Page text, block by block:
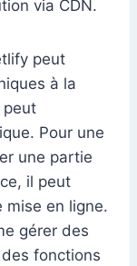
via CDN.
peut
à la
peut
Pour une
une partie
il peut
mise en ligne.
gérer des
fonctions